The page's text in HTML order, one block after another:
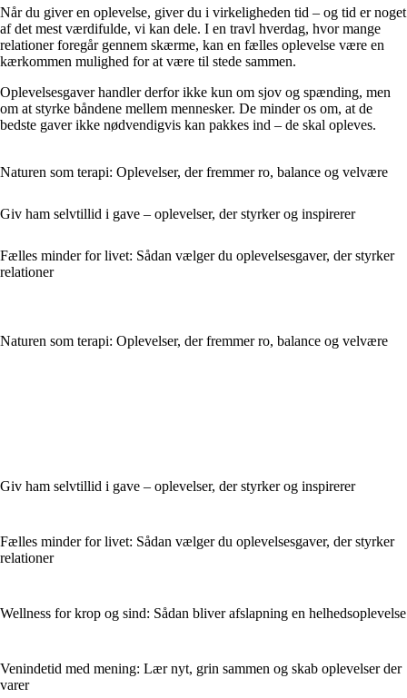
Når du giver en oplevelse, giver du i virkeligheden tid – og tid er noget
af det mest værdifulde, vi kan dele. I en travl hverdag, hvor mange
relationer foregår gennem skærme, kan en fælles oplevelse være en
kærkommen mulighed for at være til stede sammen.
Oplevelsesgaver handler derfor ikke kun om sjov og spænding, men
om at styrke båndene mellem mennesker. De minder os om, at de
bedste gaver ikke nødvendigvis kan pakkes ind – de skal opleves.
Naturen som terapi: Oplevelser, der fremmer ro, balance og velvære
Giv ham selvtillid i gave – oplevelser, der styrker og inspirerer
Fælles minder for livet: Sådan vælger du oplevelsesgaver, der styrker
relationer
Naturen som terapi: Oplevelser, der fremmer ro, balance og velvære
Giv ham selvtillid i gave – oplevelser, der styrker og inspirerer
Fælles minder for livet: Sådan vælger du oplevelsesgaver, der styrker
relationer
Wellness for krop og sind: Sådan bliver afslapning en helhedsoplevelse
Venindetid med mening: Lær nyt, grin sammen og skab oplevelser der
varer